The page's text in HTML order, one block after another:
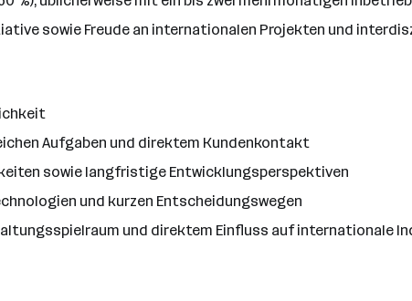
sowie Freude an internationalen Projekten und
Aufgaben und direktem Kundenkontakt
sowie langfristige Entwicklungsperspektiven
und kurzen Entscheidungswegen
und direktem Einfluss auf internationale